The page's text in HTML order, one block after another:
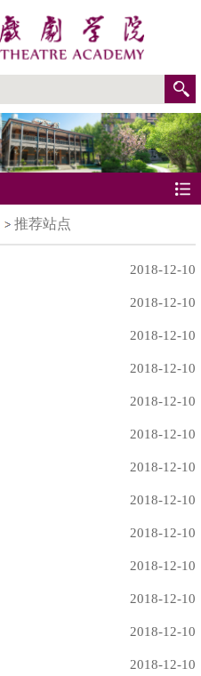
推荐站点
2018-12-10
2018-12-10
2018-12-10
2018-12-10
2018-12-10
2018-12-10
2018-12-10
2018-12-10
2018-12-10
2018-12-10
2018-12-10
2018-12-10
2018-12-10